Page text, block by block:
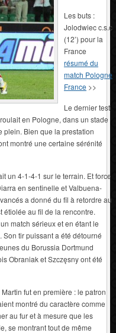
Les buts :
Jolodwiec c.s.c
(12’) pour la
France
résumé du
match Pologne
France >>
Le dernier test
en Pologne, dans un stade
plein. Bien que la prestation
montré une certaine sérénité
un 4-1-4-1 sur le terrain. Et force
en sentinelle et Valbuena-
a donné du fil à retordre au
étiolée au fil de la rencontre.
match sérieux et en étant le
tir puissant a été détourné
du Borussia Dortmund
Obraniak et Szczęsny ont été
fut en première : le patron
montré du caractère comme
au fur et à mesure que les
se montrant tout de même